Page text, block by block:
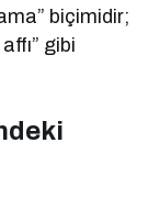
biçimidir;
gibi